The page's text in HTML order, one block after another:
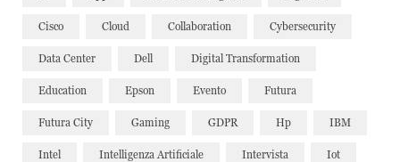
Cisco Cloud Collaboration Cybersecurity
Data Center Dell Digital Transformation
Education Epson Evento Futura
Futura City Gaming GDPR Hp IBM
Intel Intelligenza Artificiale Intervista Iot